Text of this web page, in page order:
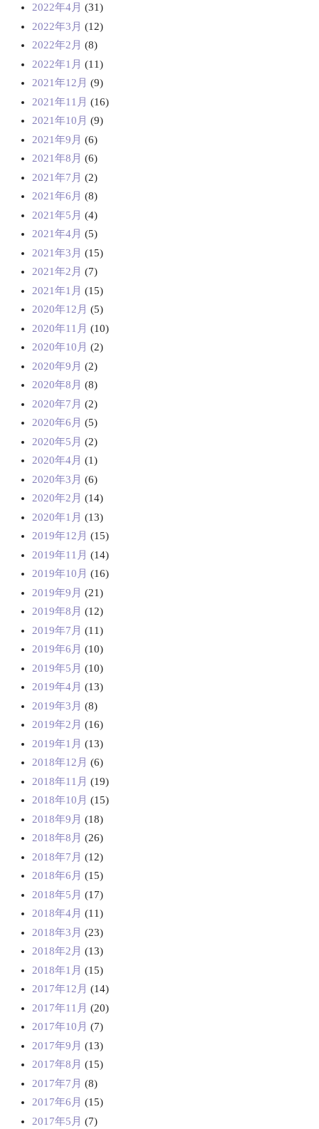
2022年4月 (31)
2022年3月 (12)
2022年2月 (8)
2022年1月 (11)
2021年12月 (9)
2021年11月 (16)
2021年10月 (9)
2021年9月 (6)
2021年8月 (6)
2021年7月 (2)
2021年6月 (8)
2021年5月 (4)
2021年4月 (5)
2021年3月 (15)
2021年2月 (7)
2021年1月 (15)
2020年12月 (5)
2020年11月 (10)
2020年10月 (2)
2020年9月 (2)
2020年8月 (8)
2020年7月 (2)
2020年6月 (5)
2020年5月 (2)
2020年4月 (1)
2020年3月 (6)
2020年2月 (14)
2020年1月 (13)
2019年12月 (15)
2019年11月 (14)
2019年10月 (16)
2019年9月 (21)
2019年8月 (12)
2019年7月 (11)
2019年6月 (10)
2019年5月 (10)
2019年4月 (13)
2019年3月 (8)
2019年2月 (16)
2019年1月 (13)
2018年12月 (6)
2018年11月 (19)
2018年10月 (15)
2018年9月 (18)
2018年8月 (26)
2018年7月 (12)
2018年6月 (15)
2018年5月 (17)
2018年4月 (11)
2018年3月 (23)
2018年2月 (13)
2018年1月 (15)
2017年12月 (14)
2017年11月 (20)
2017年10月 (7)
2017年9月 (13)
2017年8月 (15)
2017年7月 (8)
2017年6月 (15)
2017年5月 (7)